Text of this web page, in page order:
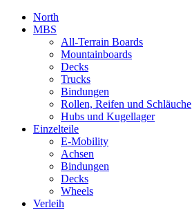
North
MBS
All-Terrain Boards
Mountainboards
Decks
Trucks
Bindungen
Rollen, Reifen und Schläuche
Hubs und Kugellager
Einzelteile
E-Mobility
Achsen
Bindungen
Decks
Wheels
Verleih